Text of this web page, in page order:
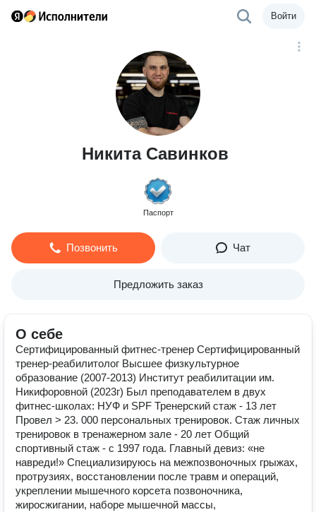
Войти
Никита Савинков
Паспорт
Позвонить Чат
Предложить заказ
О себе
Сертифицированный фитнес-тренер Сертифицированный
тренер-реабилитолог Высшее физкультурное
образование (2007-2013) Институт реабилитации им.
Никифоровной (2023г) Был преподавателем в двух
фитнес-школах: НУФ и SPF Тренерский стаж - 13 лет
Провел > 23. 000 персональных тренировок. Стаж личных
тренировок в тренажерном зале - 20 лет Общий
спортивный стаж - с 1997 года. Главный девиз: «не
навреди!» Специализируюсь на межпозвоночных грыжах,
протрузиях, восстановлении после травм и операций,
укреплении мышечного корсета позвоночника,
жиросжигании, наборе мышечной массы,